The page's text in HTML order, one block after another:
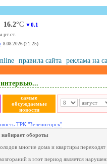
16.2°С ▼0.1
рт.ст.
8.08.2026 (21:25)
правила сайта реклама на
самые
обсуждаемые
новости
ТРК "Зеленогорск"
обороты
многие дома и квартиры
в этот период является